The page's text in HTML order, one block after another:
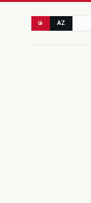
AZ فا